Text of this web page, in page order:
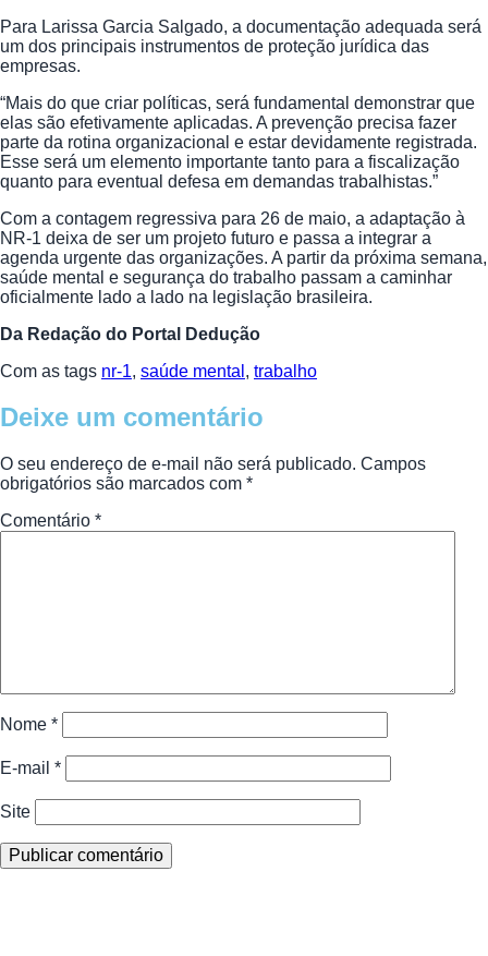
Para Larissa Garcia Salgado, a documentação adequada será
um dos principais instrumentos de proteção jurídica das
empresas.
“Mais do que criar políticas, será fundamental demonstrar que
elas são efetivamente aplicadas. A prevenção precisa fazer
parte da rotina organizacional e estar devidamente registrada.
Esse será um elemento importante tanto para a fiscalização
quanto para eventual defesa em demandas trabalhistas.”
Com a contagem regressiva para 26 de maio, a adaptação à
NR-1 deixa de ser um projeto futuro e passa a integrar a
agenda urgente das organizações. A partir da próxima semana,
saúde mental e segurança do trabalho passam a caminhar
oficialmente lado a lado na legislação brasileira.
Da Redação do Portal Dedução
Com as tags nr-1, saúde mental , trabalho
Deixe um comentário
O seu endereço de e-mail não será publicado. Campos
obrigatórios são marcados com *
Comentário *
Nome *
E-mail *
Site